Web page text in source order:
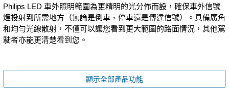
Philips LED 車外照明範圍為更精明的光分佈而設，確保車外信號
燈投射到所需地方（無論是倒車、停車還是傳達信號）。具備廣角
和均勻光線散射，不僅可以讓您看到更大範圍的路面情況，其他駕
駛者亦能更清楚看到您。
顯示全部產品功能